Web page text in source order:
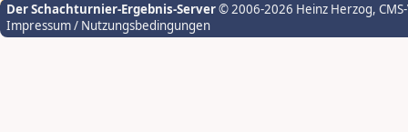
Der Schachturnier-Ergebnis-Server© 2006-2026 Heinz Herzog,
Impressum / Nutzungsbedingungen